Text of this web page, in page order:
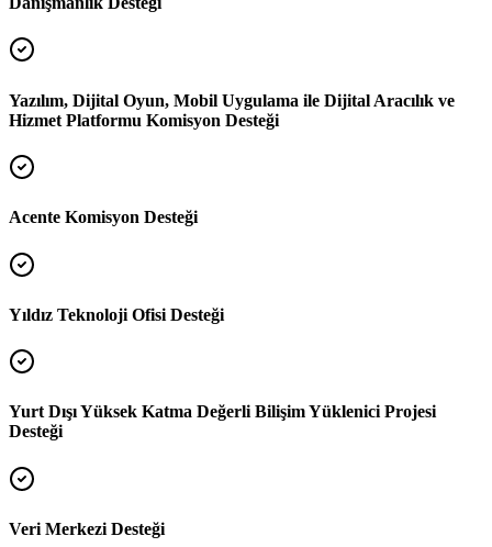
Yazılım, Dijital Oyun, Mobil Uygulama ile Dijital Aracılık ve
Hizmet Platformu Komisyon Desteği
Acente Komisyon Desteği
Yıldız Teknoloji Ofisi Desteği
Yurt Dışı Yüksek Katma Değerli Bilişim Yüklenici Projesi
Desteği
Veri Merkezi Desteği